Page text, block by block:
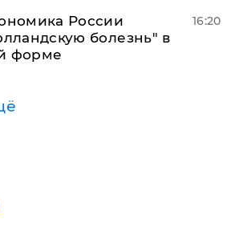
России
болезнь" в
форме
16:20